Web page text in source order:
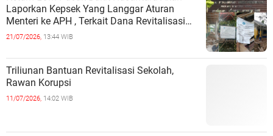
Laporkan Kepsek Yang Langgar Aturan
Menteri ke APH , Terkait Dana Revitalisasi
Sekolah
21/07/2026, 13:44 WIB
Triliunan Bantuan Revitalisasi Sekolah,
Rawan Korupsi
11/07/2026, 14:02 WIB